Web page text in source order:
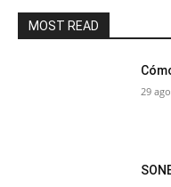
MOST READ
29